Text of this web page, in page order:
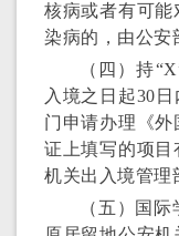
核病或者有可
染病的，由公安
（四）持
入境之日起30
门申请办理《
证上填写的项目
机关出入境管理
（五）国